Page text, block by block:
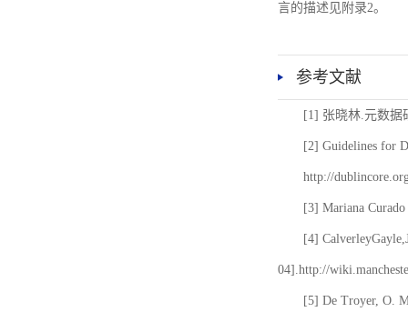
言的描述见附录2。
参考文献
[1] 张晓林.元数据
[2] Guidelines for
http://
[3] Mariana
[4]
04].http://
[5] De Troyer, O.